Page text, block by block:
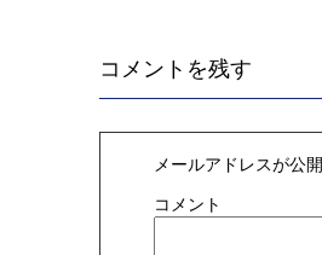
コメントを残す
メールアドレスが公
コメント